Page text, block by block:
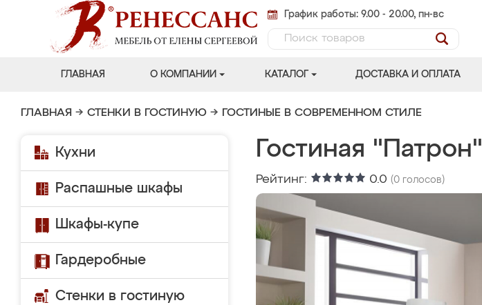
График работы: 9.00 - 20.00, пн-вс
ГЛАВНАЯ О КОМПАНИИ КАТАЛОГ ДОСТАВКА И ОПЛАТА
ГЛАВНАЯ → СТЕНКИ В ГОСТИНУЮ → ГОСТИНЫЕ В СОВРЕМЕННОМ СТИЛЕ
Кухни
Распашные шкафы
Шкафы-купе
Гардеробные
Стенки в гостиную
Гостиная "Патрон"
Рейтинг: 0.0 (0 голосов)